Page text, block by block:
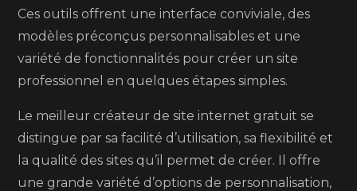
Ces outils offrent une interface conviviale, des
modèles préconçus personnalisables et une
variété de fonctionnalités pour créer un site
professionnel en quelques étapes simples.
Le meilleur créateur de site internet gratuit se
distingue par sa facilité d’utilisation, sa flexibilité et
la qualité des sites qu’il permet de créer. Il offre
une grande variété d’options de personnalisation,